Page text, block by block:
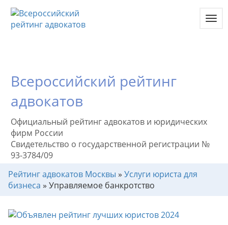
Всероссийский рейтинг
адвокатов
Официальный рейтинг адвокатов и юридических
фирм России
Свидетельство о государственной регистрации №
93-3784/09
Рейтинг адвокатов Москвы » Услуги юриста для
бизнеса » Управляемое банкротство